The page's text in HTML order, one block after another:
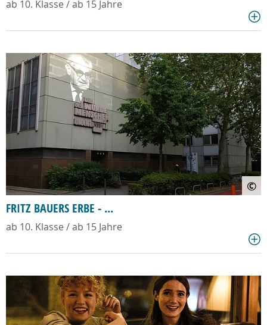
ab 10. Klasse / ab 15 Jahre
©
FRITZ BAUERS ERBE - ...
ab 10. Klasse / ab 15 Jahre